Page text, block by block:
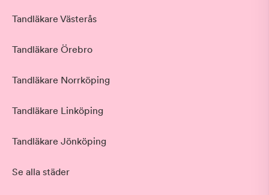
Tandläkare Västerås
Tandläkare Örebro
Tandläkare Norrköping
Tandläkare Linköping
Tandläkare Jönköping
Se alla städer